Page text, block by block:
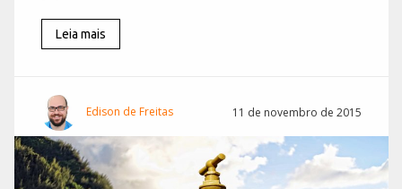
Leia mais
Edison de Freitas 11 de novembro de 2015